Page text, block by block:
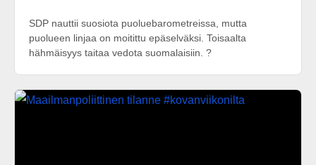
SDP nauttii suosiota puoluebarometreissa, mutta
puolueen linjaa on moitittu epäselväksi. Toisaalta
hähmäisyys taitaa vedota suomalaisiin. ?